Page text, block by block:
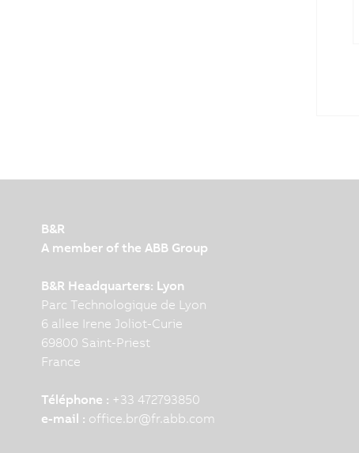
B&R
A member of the ABB Group
B&R Headquarters: Lyon
Parc Technologique de Lyon
6 allee Irene Joliot-Curie
69800 Saint-Priest
France
Téléphone : +33 472793850
e-mail : office.br@fr.abb.com